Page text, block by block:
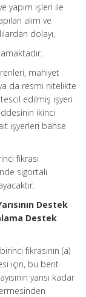
yapım işleri ile
alım ve
dolayı,
mahiyet
da resmi nitelikte
edilmiş işyeri
ikinci
işyerleri bahse
fıkrası
sigortalı
Destek
Destek
fıkrasının (a)
için, bu bent
yarısı kadar